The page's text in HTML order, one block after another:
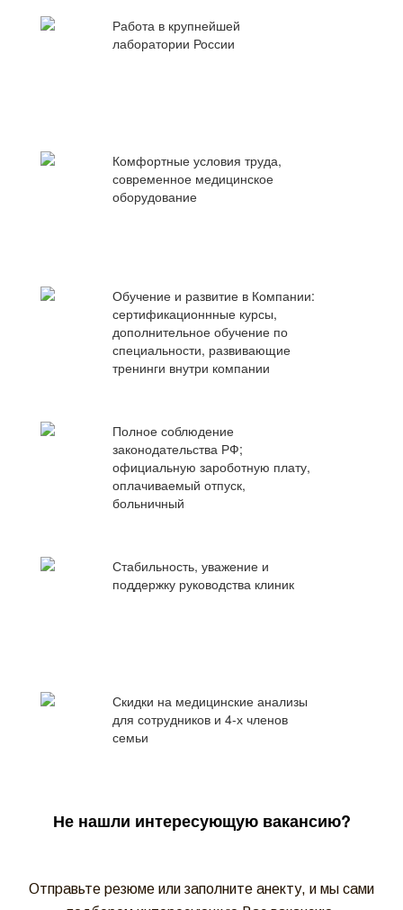
Работа в крупнейшей
лаборатории России
Комфортные условия труда,
современное медицинское
оборудование
Обучение и развитие в Компании:
сертификационнные курсы,
дополнительное обучение по
специальности, развивающие
тренинги внутри компании
Полное соблюдение
законодательства РФ;
официальную зароботную плату,
оплачиваемый отпуск,
больничный
Стабильность, уважение и
поддержку руководства клиник
Скидки на медицинские анализы
для сотрудников и 4-х членов
семьи
Не нашли интересующую вакансию?
Отправьте резюме или заполните анекту, и мы сами